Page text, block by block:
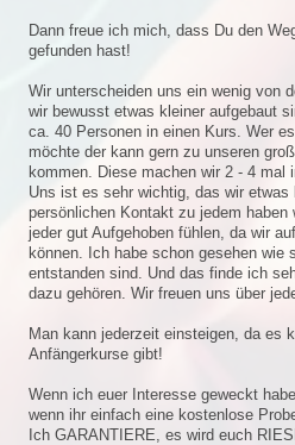
Dann freue ich mich, dass Du den
gefunden hast!
Wir unterscheiden uns ein wenig von
wir bewusst etwas kleiner aufgebaut
ca. 40 Personen in einen Kurs. Wer
möchte der kann gern zu unseren
kommen. Diese machen wir 2 - 4 mal
Uns ist es sehr wichtig, das wir
persönlichen Kontakt zu jedem
jeder gut Aufgehoben fühlen, da wir
können. Ich habe schon gesehen wie
entstanden sind. Und das finde ich
dazu gehören. Wir freuen uns über
Man kann jederzeit einsteigen, da es
Anfängerkurse gibt!
Wenn ich euer Interesse geweckt
wenn ihr einfach eine kostenlose
Ich GARANTIERE, es wird euch